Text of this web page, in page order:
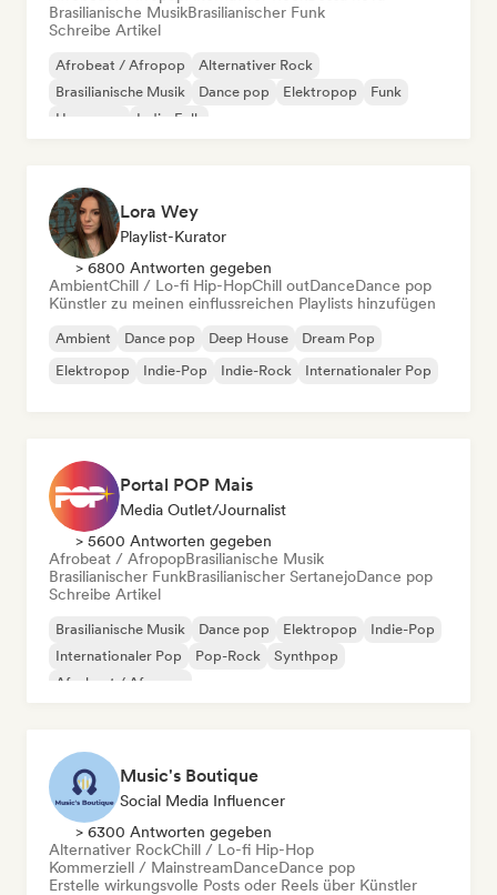
Brasilianische MusikBrasilianischer Funk
Schreibe Artikel
Afrobeat / Afropop
Alternativer Rock
Brasilianische Musik
Dance pop Elektropop
Funk
Hyperpop
Indie-Folk
Lora Wey
Playlist-Kurator
> 6800 Antworten gegeben
AmbientChill / Lo-fi Hip-HopChill outDanceDance pop
Künstler zu meinen einflussreichen Playlists hinzufügen
Ambient Dance pop Deep House
Dream Pop
Elektropop
Indie-Pop Indie-Rock Internationaler Pop
Portal POP Mais
Media Outlet/Journalist
> 5600 Antworten gegeben
Afrobeat / AfropopBrasilianische Musik
Brasilianischer FunkBrasilianischer SertanejoDance pop
Schreibe Artikel
Brasilianische Musik Dance pop Elektropop
Indie-Pop
Internationaler Pop
Pop-Rock
Synthpop
Afrobeat / Afropop
Music's Boutique
Social Media Influencer
> 6300 Antworten gegeben
Alternativer RockChill / Lo-fi Hip-Hop
Kommerziell / MainstreamDanceDance pop
Erstelle wirkungsvolle Posts oder Reels über Künstler